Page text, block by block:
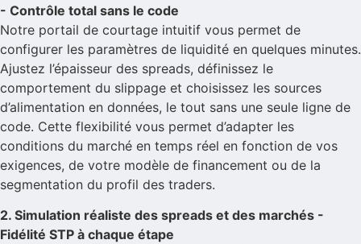
- Contrôle total sans le code
Notre portail de courtage intuitif vous permet de
configurer les paramètres de liquidité en quelques minutes.
Ajustez l’épaisseur des spreads, définissez le
comportement du slippage et choisissez les sources
d’alimentation en données, le tout sans une seule ligne de
code. Cette flexibilité vous permet d’adapter les
conditions du marché en temps réel en fonction de vos
exigences, de votre modèle de financement ou de la
segmentation du profil des traders.
2. Simulation réaliste des spreads et des marchés -
Fidélité STP à chaque étape